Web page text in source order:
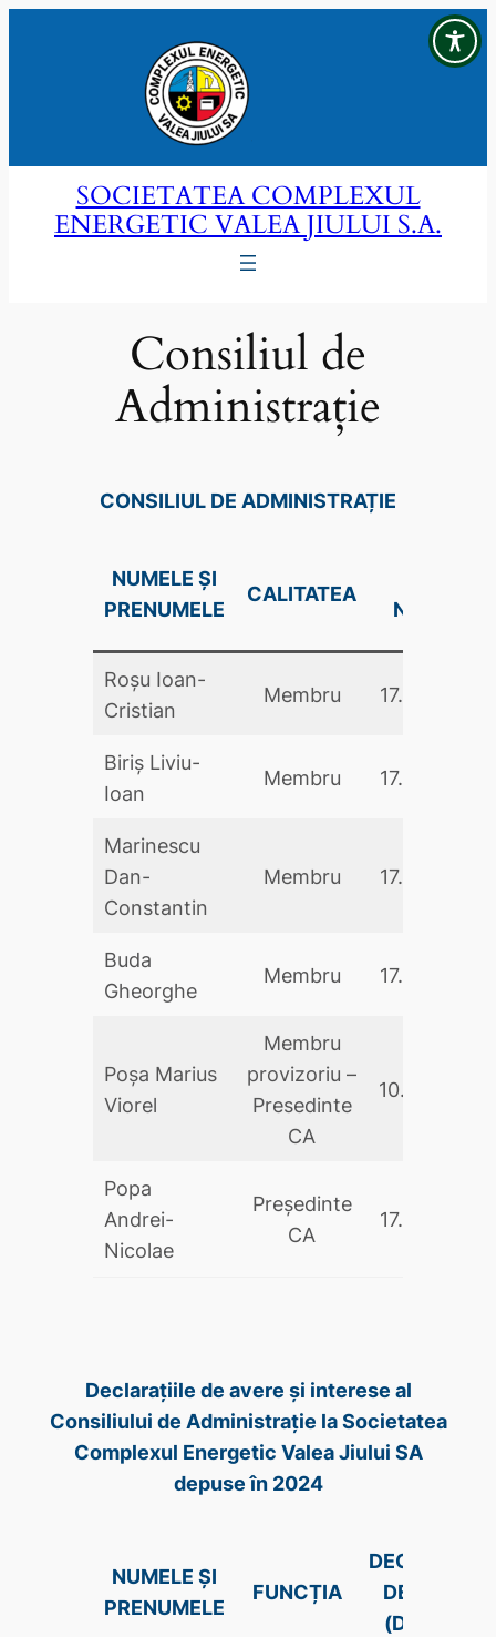
SOCIETATEA COMPLEXUL
ENERGETIC VALEA JIULUI S.A.
Consiliul de
Administrație
CONSILIUL DE ADMINISTRAȚIE
NUMELE ȘI
PRENUMELE
CALITATEA
NUMIRII
Roșu Ioan-
Cristian
Membru 17.05.2024
Biriș Liviu-
Ioan
Membru 17.05.2024
Marinescu
Dan-
Constantin
Membru 17.05.2024
Buda
Gheorghe
Membru 17.05.2024
Poşa Marius
Viorel
Membru
provizoriu –
Presedinte
CA
10.09.2025
Popa
Andrei-
Nicolae
Președinte
CA
17.05.2024
Declarațiile de avere și interese al
Consiliului de Administrație la Societatea
Complexul Energetic Valea Jiului SA
depuse în 2024
NUMELE ȘI
PRENUMELE
FUNCȚIA
DECLARAŢIE
DE AVERE
(DA .PDF)